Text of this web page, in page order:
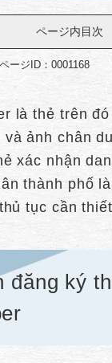
ページ内目次
ページID：0001168
là thẻ trên
ảnh chân
xác nhận
thành phố
tục cần
đăng ký